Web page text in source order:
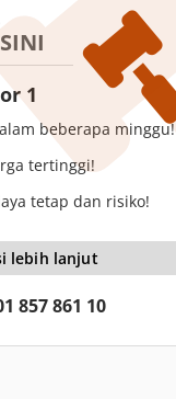
1
beberapa minggu!
tertinggi!
tetap dan risiko!
lebih lanjut
857 861 10